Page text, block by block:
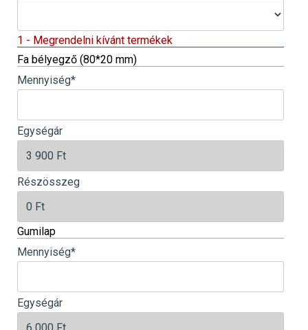
1 - Megrendelni kívánt termékek
Fa bélyegző (80*20 mm)
Mennyiség*
Egységár
Részösszeg
Gumilap
Mennyiség*
Egységár